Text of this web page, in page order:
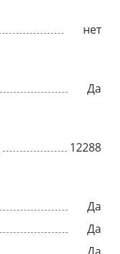
нет
Да
12288
Да
Да